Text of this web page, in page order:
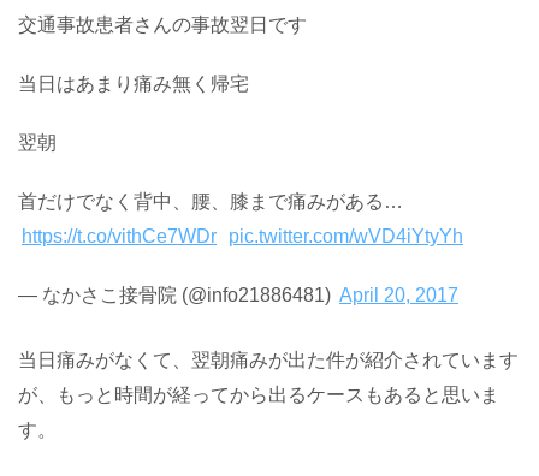
交通事故患者さんの事故翌日です
当日はあまり痛み無く帰宅
翌朝
首だけでなく背中、腰、膝まで痛みがある…
https://t.co/vithCe7WDr
pic.twitter.com/wVD4iYtyYh
— なかさこ接骨院 (@info21886481) April 20, 2017
当日痛みがなくて、翌朝痛みが出た件が紹介されています
が、もっと時間が経ってから出るケースもあると思いま
す。